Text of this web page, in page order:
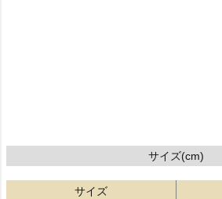
サイズ(cm)
サイズ